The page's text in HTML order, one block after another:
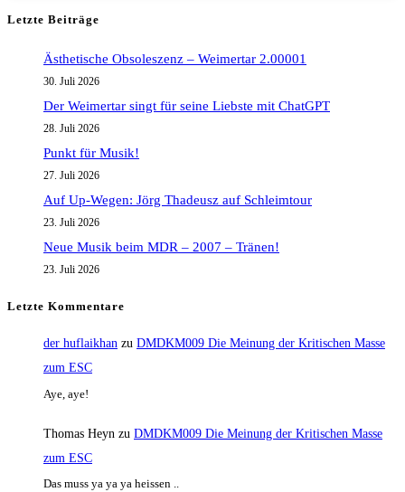
Letzte Beiträge
Ästhetische Obsoleszenz – Weimertar 2.00001
30. Juli 2026
Der Weimertar singt für seine Liebste mit ChatGPT
28. Juli 2026
Punkt für Musik!
27. Juli 2026
Auf Up-Wegen: Jörg Thadeusz auf Schleimtour
23. Juli 2026
Neue Musik beim MDR – 2007 – Tränen!
23. Juli 2026
Letzte Kommentare
der huflaikhan zu DMDKM009 Die Meinung der Kritischen Masse
zum ESC
Aye, aye!
Thomas Heyn zu DMDKM009 Die Meinung der Kritischen Masse
zum ESC
Das muss ya ya ya heissen ..